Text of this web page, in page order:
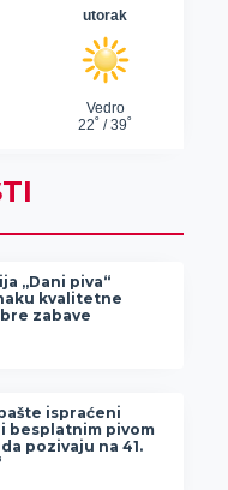
„Dani piva“
kvalitetne
zabave
ispraćeni
besplatnim pivom
pozivaju na 41.